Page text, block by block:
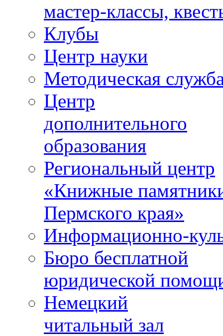
мастер-классы,
Клубы
Центр науки
Методическая
Центр
дополнительного
образования
Региональный центр
«Книжные
Пермского края»
Информационно-
Бюро бесплатной
юридической
Немецкий
читальный зал